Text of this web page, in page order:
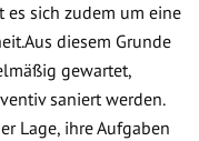
sich zudem um eine
diesem Grunde
gewartet,
saniert werden.
Lage, ihre Aufgaben